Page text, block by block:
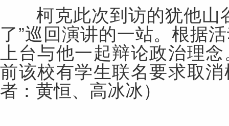
柯克此次到访的犹他山
了”巡回演讲的一站。根据
上台与他一起辩论政治理
前该校有学生联名要求取
者：黄恒、高冰冰）